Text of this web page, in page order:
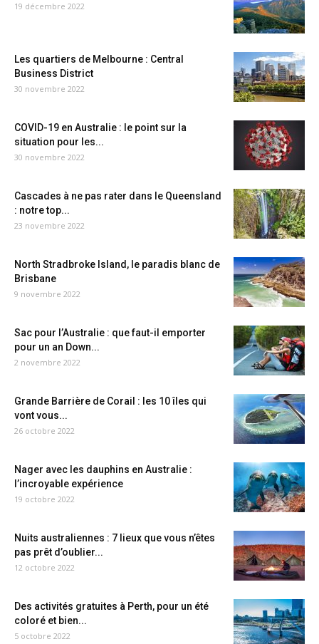
19 décembre 2022
Les quartiers de Melbourne : Central
Business District
30 novembre 2022
COVID-19 en Australie : le point sur la
situation pour les...
30 novembre 2022
Cascades à ne pas rater dans le Queensland
: notre top...
23 novembre 2022
North Stradbroke Island, le paradis blanc de
Brisbane
9 novembre 2022
Sac pour l’Australie : que faut-il emporter
pour un an Down...
2 novembre 2022
Grande Barrière de Corail : les 10 îles qui
vont vous...
26 octobre 2022
Nager avec les dauphins en Australie :
l’incroyable expérience
19 octobre 2022
Nuits australiennes : 7 lieux que vous n’êtes
pas prêt d’oublier...
12 octobre 2022
Des activités gratuites à Perth, pour un été
coloré et bien...
5 octobre 2022